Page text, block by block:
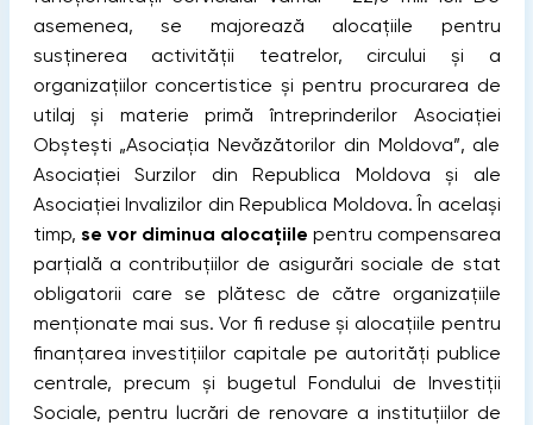
asemenea, se majorează alocațiile pentru
susținerea activității teatrelor, circului și a
organizațiilor concertistice și pentru procurarea de
utilaj şi materie primă întreprinderilor Asociaţiei
Obşteşti „Asociaţia Nevăzătorilor din Moldova”, ale
Asociaţiei Surzilor din Republica Moldova și ale
Asociaţiei Invalizilor din Republica Moldova. În același
timp, se vor diminua alocațiile pentru compensarea
parţială a contribuţiilor de asigurări sociale de stat
obligatorii care se plătesc de către organizaţiile
menționate mai sus. Vor fi reduse și alocațiile pentru
finanţarea investiţiilor capitale pe autorităţi publice
centrale, precum și bugetul Fondului de Investiţii
Sociale, pentru lucrări de renovare a instituţiilor de